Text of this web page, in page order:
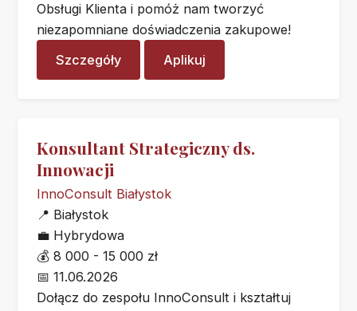
Obsługi Klienta i pomóż nam tworzyć
niezapomniane doświadczenia zakupowe!
Szczegóły
Aplikuj
Konsultant Strategiczny ds.
Innowacji
InnoConsult Białystok
📍 Białystok
💼 Hybrydowa
💰 8 000 - 15 000 zł
📅 11.06.2026
Dołącz do zespołu InnoConsult i kształtuj